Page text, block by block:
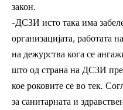
закон.
-ДСЗИ исто така има
организацијата, работата
на дежурства кога се
што од страна на ДСЗИ
кое роковите се во тек.
за санитарната и